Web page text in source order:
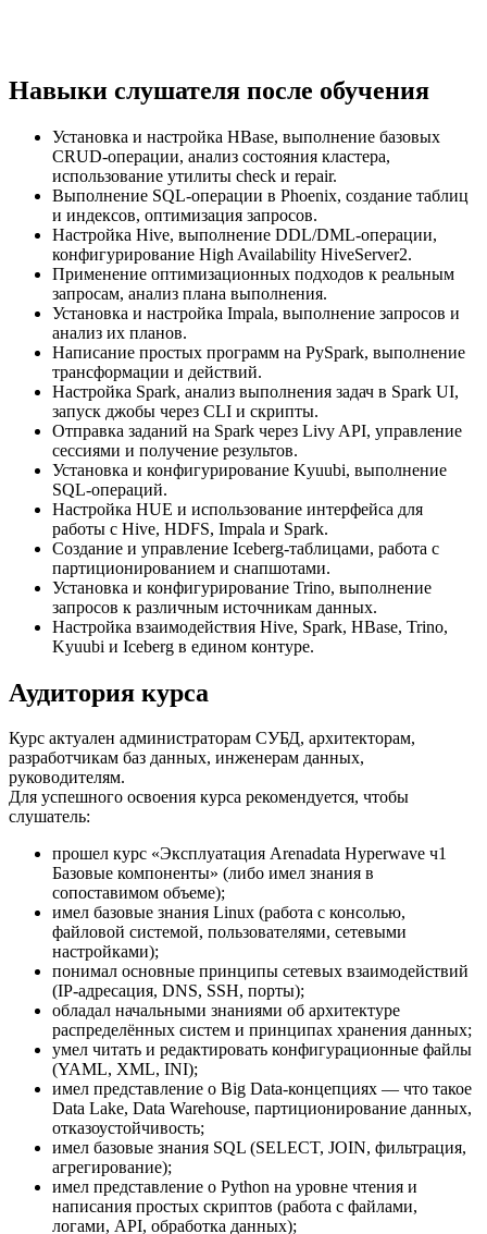
Навыки слушателя после обучения
Установка и настройка HBase, выполнение базовых
CRUD-операции, анализ состояния кластера,
использование утилиты check и repair.
Выполнение SQL-операции в Phoenix, создание таблиц
и индексов, оптимизация запросов.
Настройка Hive, выполнение DDL/DML-операции,
конфигурирование High Availability HiveServer2.
Применение оптимизационных подходов к реальным
запросам, анализ плана выполнения.
Установка и настройка Impala, выполнение запросов и
анализ их планов.
Написание простых программ на PySpark, выполнение
трансформации и действий.
Настройка Spark, анализ выполнения задач в Spark UI,
запуск джобы через CLI и скрипты.
Отправка заданий на Spark через Livy API, управление
сессиями и получение результов.
Установка и конфигурирование Kyuubi, выполнение
SQL-операций.
Настройка HUE и использование интерфейса для
работы с Hive, HDFS, Impala и Spark.
Создание и управление Iceberg-таблицами, работа с
партиционированием и снапшотами.
Установка и конфигурирование Trino, выполнение
запросов к различным источникам данных.
Настройка взаимодействия Hive, Spark, HBase, Trino,
Kyuubi и Iceberg в едином контуре.
Аудитория курса
Курс актуален администраторам СУБД, архитекторам,
разработчикам баз данных, инженерам данных,
руководителям.
Для успешного освоения курса рекомендуется, чтобы
слушатель:
прошел курс «Эксплуатация Arenadata Hyperwave ч1
Базовые компоненты» (либо имел знания в
сопоставимом объеме);
имел базовые знания Linux (работа с консолью,
файловой системой, пользователями, сетевыми
настройками);
понимал основные принципы сетевых взаимодействий
(IP-адресация, DNS, SSH, порты);
обладал начальными знаниями об архитектуре
распределённых систем и принципах хранения данных;
умел читать и редактировать конфигурационные файлы
(YAML, XML, INI);
имел представление о Big Data-концепциях — что такое
Data Lake, Data Warehouse, партиционирование данных,
отказоустойчивость;
имел базовые знания SQL (SELECT, JOIN, фильтрация,
агрегирование);
имел представление о Python на уровне чтения и
написания простых скриптов (работа с файлами,
логами, API, обработка данных);